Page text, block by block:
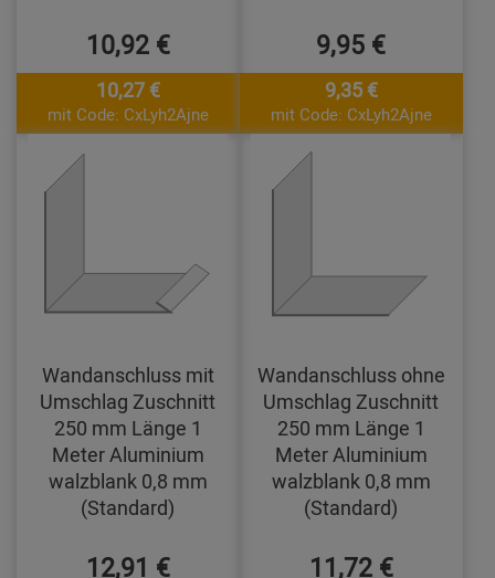
10,92 €
10,27 €
mit Code: CxLyh2Ajne
9,95 €
9,35 €
mit Code: CxLyh2Ajne
Wandanschluss mit
Umschlag Zuschnitt
250 mm Länge 1
Meter Aluminium
walzblank 0,8 mm
(Standard)
12,91 €
Wandanschluss ohne
Umschlag Zuschnitt
250 mm Länge 1
Meter Aluminium
walzblank 0,8 mm
(Standard)
11,72 €